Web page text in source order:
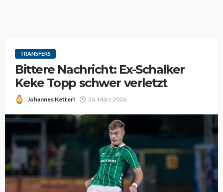
TRANSFERS
Bittere Nachricht: Ex-Schalker
Keke Topp schwer verletzt
Johannes Ketterl 26. März 2026